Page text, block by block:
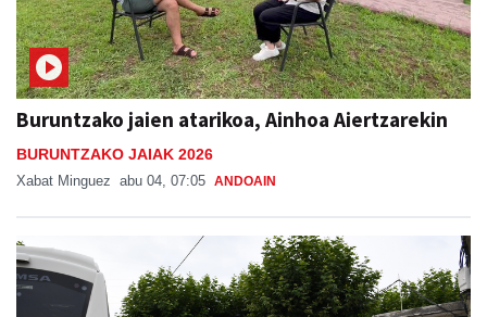
Buruntzako jaien atarikoa, Ainhoa Aiertzarekin
BURUNTZAKO JAIAK 2026
Xabat Minguez abu 04, 07:05 ANDOAIN